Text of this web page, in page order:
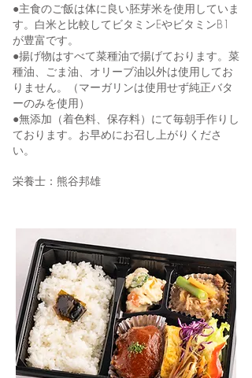
●主食のご飯は体に良い胚芽米を使用していま
す。白米と比較してビタミンEやビタミンB1
が豊富です。
●揚げ物はすべて菜種油で揚げております。菜
種油、ごま油、オリーブ油以外は使用してお
りません。（マーガリンは使用せず純正バタ
ーのみを使用）
●無添加（着色料、保存料）にて毎朝手作りし
ております。お早めにお召し上がりくださ
い。
​栄養士：熊谷邦雄